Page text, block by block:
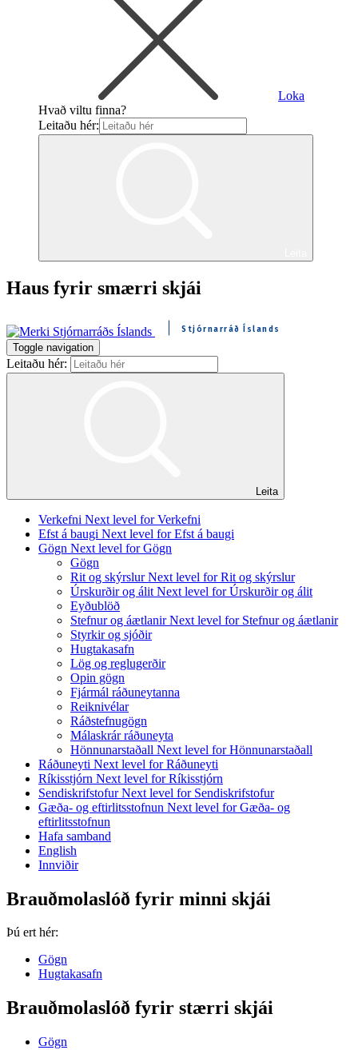
Loka
Hvað viltu finna?
Leitaðu hér:
Haus fyrir smærri skjái
Stjórnarráð Íslands
Toggle navigation
Leitaðu hér:
Leita
Verkefni Next level for Verkefni
Efst á baugi Next level for Efst á baugi
Gögn Next level for Gögn
Gögn
Rit og skýrslurNext level for Rit og skýrslur
Úrskurðir og álit Next level for Úrskurðir og álit
Eyðublöð
Stefnur og áætlanirNext level for Stefnur og áætlanir
Styrkir og sjóðir
Hugtakasafn
Lög og reglugerðir
Opin gögn
Fjármál ráðuneytanna
Reiknivélar
Ráðstefnugögn
Málaskrár ráðuneyta
Hönnunarstaðall Next level for Hönnunarstaðall
Ráðuneyti Next level for Ráðuneyti
Ríkisstjórn Next level for Ríkisstjórn
SendiskrifstofurNext level for Sendiskrifstofur
Gæða- og eftirlitsstofnun Next level for Gæða- og
eftirlitsstofnun
Hafa samband
English
Innviðir
Brauðmolaslóð fyrir minni skjái
Þú ert hér:
Gögn
Hugtakasafn
Brauðmolaslóð fyrir stærri skjái
Gögn